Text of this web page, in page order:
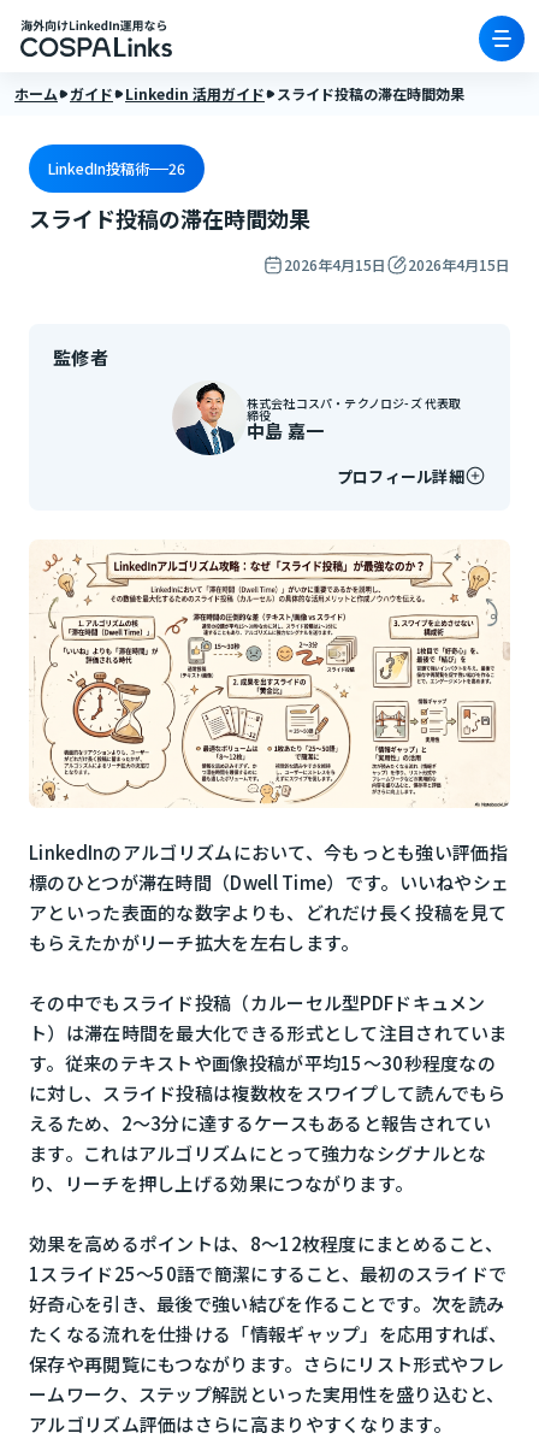
ホーム ガイド Linkedin 活用ガイド スライド投稿の滞在時間効果
LinkedIn投稿術 26
スライド投稿の滞在時間効果
2026年4月15日 2026年4月15日
監修者
株式会社コスパ・テクノロジ-ズ 代表取
締役
中島 嘉一
プロフィール詳細
LinkedInのアルゴリズムにおいて、今もっとも強い評価指
標のひとつが滞在時間（Dwell Time）です。いいねやシェ
アといった表面的な数字よりも、どれだけ長く投稿を見て
もらえたかがリーチ拡大を左右します。
その中でもスライド投稿（カルーセル型PDFドキュメン
ト）は滞在時間を最大化できる形式として注目されていま
す。従来のテキストや画像投稿が平均15〜30秒程度なの
に対し、スライド投稿は複数枚をスワイプして読んでもら
えるため、2〜3分に達するケースもあると報告されてい
ます。これはアルゴリズムにとって強力なシグナルとな
り、リーチを押し上げる効果につながります。
効果を高めるポイントは、8〜12枚程度にまとめること、
1スライド25〜50語で簡潔にすること、最初のスライドで
好奇心を引き、最後で強い結びを作ることです。次を読み
たくなる流れを仕掛ける「情報ギャップ」を応用すれば、
保存や再閲覧にもつながります。さらにリスト形式やフレ
ームワーク、ステップ解説といった実用性を盛り込むと、
アルゴリズム評価はさらに高まりやすくなります。